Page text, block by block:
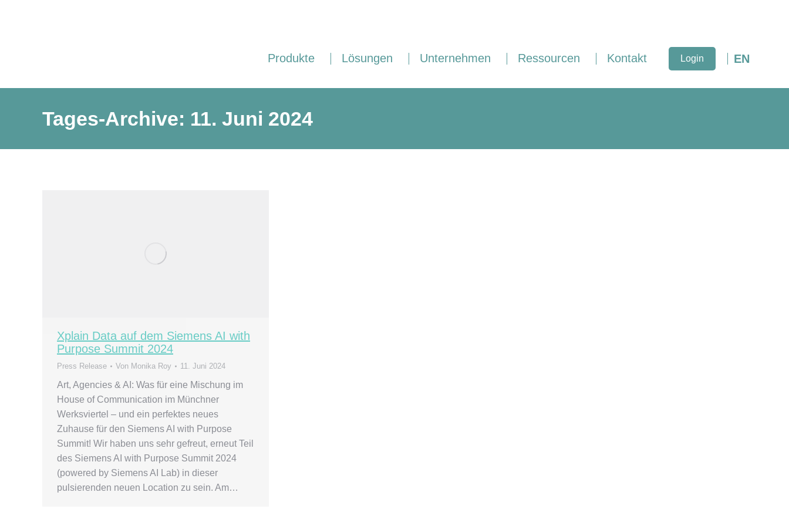
Produkte Lösungen Unternehmen Ressourcen Kontakt Login EN
Tages-Archive: 11. Juni 2024
Xplain Data auf dem Siemens AI with
Purpose Summit 2024
Press Release Von Monika Roy 11. Juni 2024
Art, Agencies & AI: Was für eine Mischung im
House of Communication im Münchner
Werksviertel – und ein perfektes neues
Zuhause für den Siemens AI with Purpose
Summit! Wir haben uns sehr gefreut, erneut Teil
des Siemens AI with Purpose Summit 2024
(powered by Siemens AI Lab) in dieser
pulsierenden neuen Location zu sein. Am…